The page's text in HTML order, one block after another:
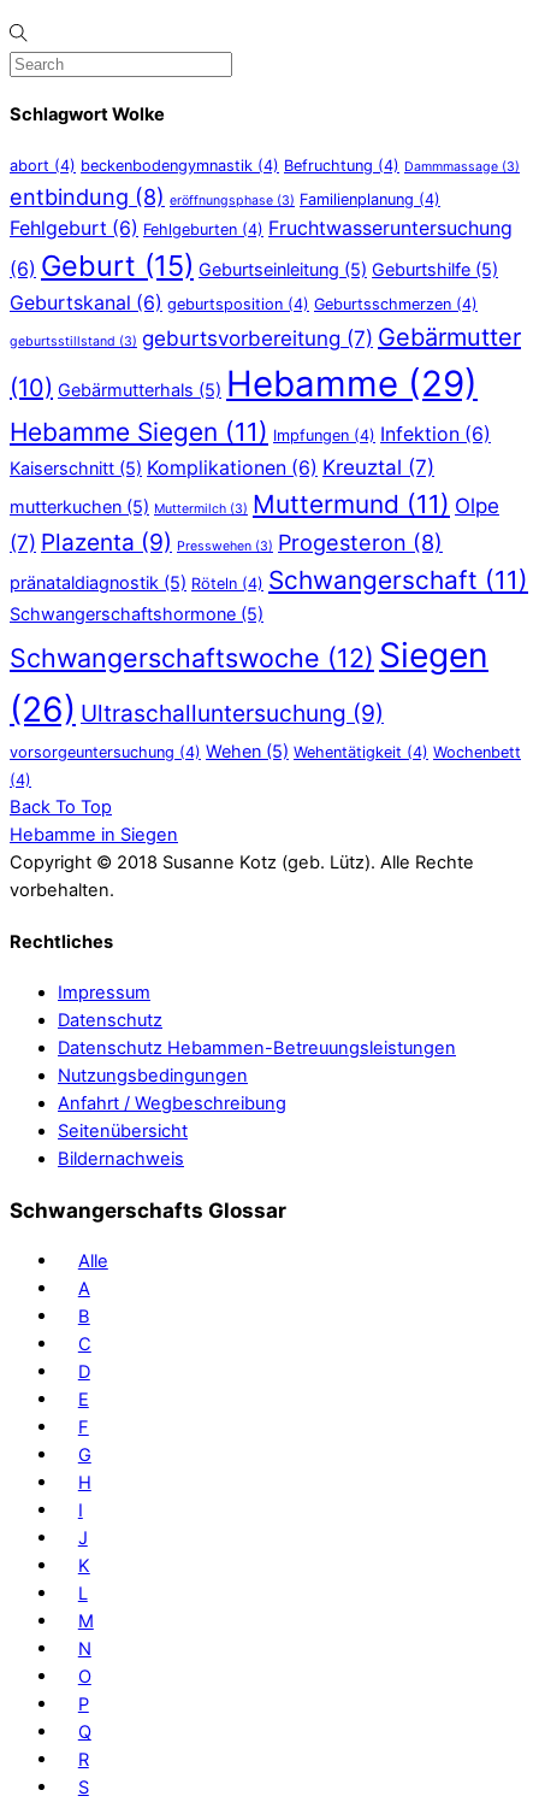
Schlagwort Wolke
abort (4) beckenbodengymnastik (4) Befruchtung (4) Dammmassage (3)
entbindung (8) eröffnungsphase (3) Familienplanung (4)
Fehlgeburt (6) Fehlgeburten (4) Fruchtwasseruntersuchung
(6) Geburt (15) Geburtseinleitung (5) Geburtshilfe (5)
Geburtskanal (6) geburtsposition (4) Geburtsschmerzen (4)
geburtsstillstand (3) geburtsvorbereitung (7) Gebärmutter
(10) Gebärmutterhals (5) Hebamme (29)
Hebamme Siegen (11) Impfungen (4) Infektion (6)
Kaiserschnitt (5) Komplikationen (6) Kreuztal (7)
mutterkuchen (5) Muttermilch (3) Muttermund (11) Olpe
(7) Plazenta (9) Presswehen (3) Progesteron (8)
pränataldiagnostik (5) Röteln (4) Schwangerschaft (11)
Schwangerschaftshormone (5)
Schwangerschaftswoche (12) Siegen
(26) Ultraschalluntersuchung (9)
vorsorgeuntersuchung (4) Wehen (5) Wehentätigkeit (4) Wochenbett
(4)
Back To Top
Hebamme in Siegen
Copyright © 2018 Susanne Kotz (geb. Lütz). Alle Rechte
vorbehalten.
Rechtliches
Impressum
Datenschutz
Datenschutz Hebammen-Betreuungsleistungen
Nutzungsbedingungen
Anfahrt / Wegbeschreibung
Seitenübersicht
Bildernachweis
Schwangerschafts Glossar
Alle
A
B
C
D
E
F
G
H
I
J
K
L
M
N
O
P
Q
R
S